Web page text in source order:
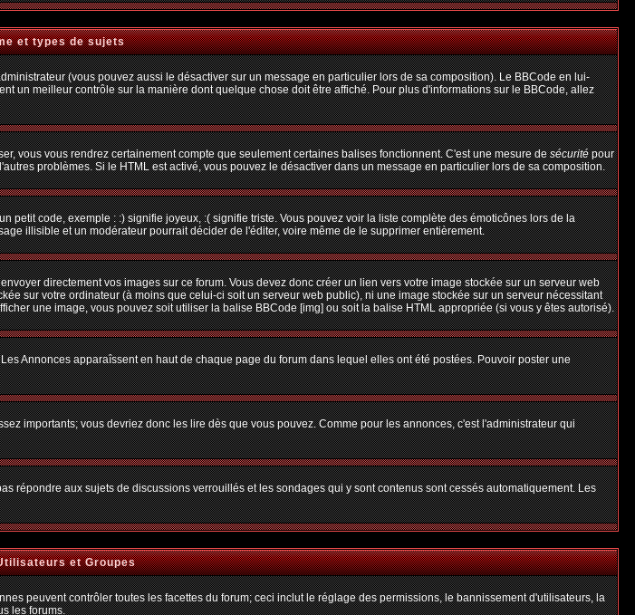
et types de sujets
(vous pouvez aussi le désactiver sur un message en particulier lors de sa composition). Le BBCode en lui-
un meilleur contrôle sur la manière dont quelque chose doit être affiché. Pour plus d'informations sur le BBCode, allez
vous vous rendrez certainement compte que seulement certaines balises fonctionnent. C'est une mesure desécuritépour
problèmes. Si le HTML est activé, vous pouvez le désactiver dans un message en particulier lors de sa composition.
code, exemple : :) signifie joyeux, :( signifie triste. Vous pouvez voir la liste complète des émoticônes lors de la
illisible et un modérateur pourrait décider de l'éditer, voire même de le supprimer entièrement.
directement vos images sur ce forum. Vous devez donc créer un lien vers votre image stockée sur un serveur web
sur votre ordinateur (à moins que celui-ci soit un serveur web public), ni une image stockée sur un serveur nécessitant
une image, vous pouvez soit utiliser la balise BBCode [img] ou soit la balise HTML appropriée (si vous y êtes autorisé).
Annonces apparaîssent en haut de chaque page du forum dans lequel elles ont été postées. Pouvoir poster une
importants; vous devriez donc les lire dès que vous pouvez. Comme pour les annonces, c'est l'administrateur qui
répondre aux sujets de discussions verrouillés et les sondages qui y sont contenus sont cessés automatiquement. Les
et Groupes
peuvent contrôler toutes les facettes du forum; ceci inclut le réglage des permissions, le bannissement d'utilisateurs, la
les forums.